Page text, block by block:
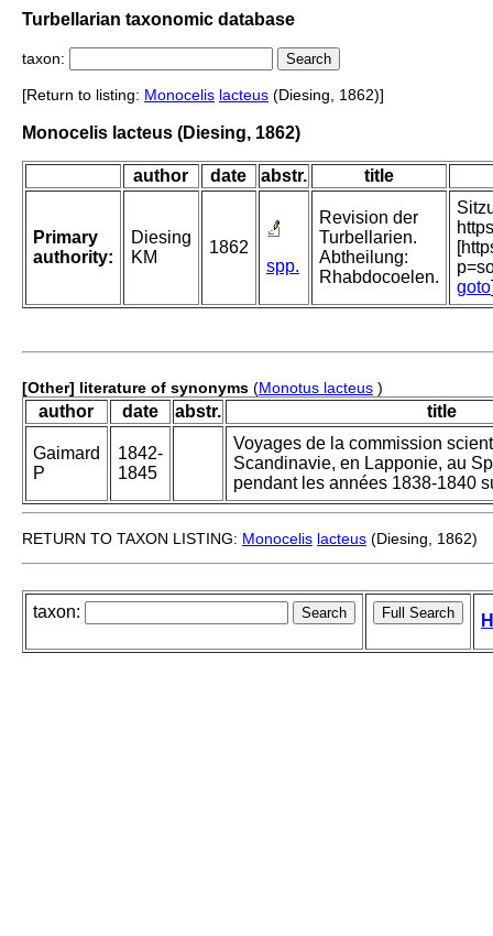
Turbellarian taxonomic database
taxon:
[Return to listing: Monocelis lacteus (Diesing, 1862)]
Monocelis lacteus (Diesing, 1862)
author date abstr. title
Primary
authority:
Diesing
KM
1862
spp.
Revision der
Turbellarien.
Abtheilung:
Rhabdocoelen.
goto
[Other] literature of synonyms (Monotus lacteus )
author date abstr. title
Gaimard
P
1842-
1845
Voyages de la commission
Scandinavie, en Lapponie, au
pendant les années 1838-1840
RETURN TO TAXON LISTING: Monocelis lacteus (Diesing, 1862)
taxon: